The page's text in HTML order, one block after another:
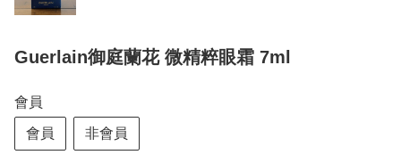
Guerlain御庭蘭花 微精粹眼霜 7ml
會員
會員 非會員